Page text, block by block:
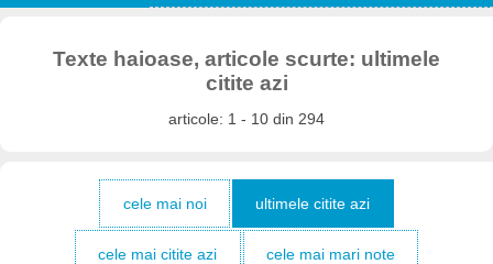
Texte haioase, articole scurte: ultimele
citite azi
articole: 1 - 10 din 294
cele mai noi ultimele citite azi
cele mai citite azi cele mai mari note